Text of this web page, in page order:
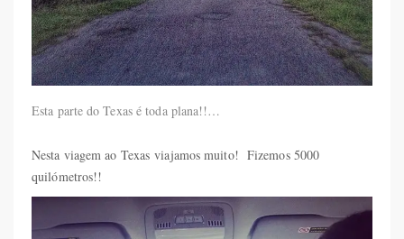
Esta parte do Texas é toda plana!!…
Nesta viagem ao Texas viajamos muito! Fizemos 5000
quilómetros!!